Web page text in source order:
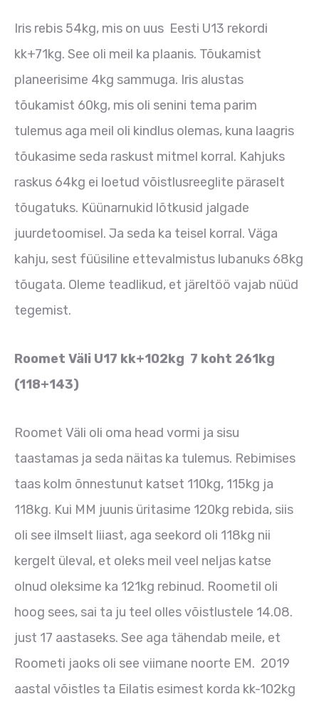
Iris rebis 54kg, mis on uus Eesti U13 rekordi
kk+71kg. See oli meil ka plaanis. Tõukamist
planeerisime 4kg sammuga. Iris alustas
tõukamist 60kg, mis oli senini tema parim
tulemus aga meil oli kindlus olemas, kuna laagris
tõukasime seda raskust mitmel korral. Kahjuks
raskus 64kg ei loetud võistlusreeglite päraselt
tõugatuks. Küünarnukid lõtkusid jalgade
juurdetoomisel. Ja seda ka teisel korral. Väga
kahju, sest füüsiline ettevalmistus lubanuks 68kg
tõugata. Oleme teadlikud, et järeltöö vajab nüüd
tegemist.
Roomet Väli U17 kk+102kg 7 koht 261kg
(118+143)
Roomet Väli oli oma head vormi ja sisu
taastamas ja seda näitas ka tulemus. Rebimises
taas kolm õnnestunut katset 110kg, 115kg ja
118kg. Kui MM juunis üritasime 120kg rebida, siis
oli see ilmselt liiast, aga seekord oli 118kg nii
kergelt üleval, et oleks meil veel neljas katse
olnud oleksime ka 121kg rebinud. Roometil oli
hoog sees, sai ta ju teel olles võistlustele 14.08.
just 17 aastaseks. See aga tähendab meile, et
Roometi jaoks oli see viimane noorte EM. 2019
aastal võistles ta Eilatis esimest korda kk-102kg